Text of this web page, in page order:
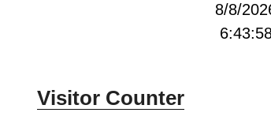
8/8/
Visitor Counter